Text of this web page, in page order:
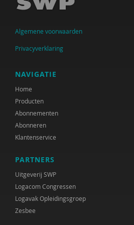
Arwen Hoogenbosch
Jos van der Horst
Verwey-Jonker Instituut
Ministeries van Justitie en
Paul Kop
Christa Nieuwboer
Rianne van der Aa
Joline Verloove
Susan de Vries
Algemene voorwaarden
Privacyverklaring
NAVIGATIE
Home
Producten
Abonnementen
Abonneren
Klantenservice
PARTNERS
Uitgeverij SWP
Logacom Congressen
Logavak Opleidingsgroep
Zesbee